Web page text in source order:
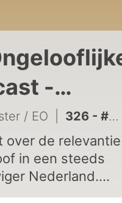
-
Online
/ EO 326 - #313 - Geloven in God? Arjen Lubach, Herman Finkers, Lieke Marsman, Typhoon e.a. | The Best Of Ongelooflijke
over de
in een steeds
Nederland.
David Boogerd